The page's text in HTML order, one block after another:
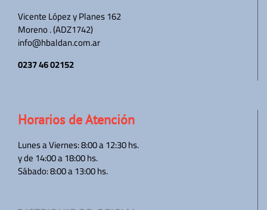
Vicente López y Planes 162
Moreno . (ADZ1742)
info@hbaldan.com.ar
0237 46 02152
Horarios de Atención
Lunes a Viernes: 8:00 a 12:30 hs.
y de 14:00 a 18:00 hs.
Sábado: 8:00 a 13:00 hs.